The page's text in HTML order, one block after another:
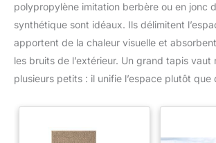
polypropylène imitation berbère ou en jonc
synthétique sont idéaux. Ils délimitent
apportent de la chaleur visuelle et
les bruits de l’extérieur. Un grand tapis vaut
plusieurs petits : il unifie l’espace plutôt que